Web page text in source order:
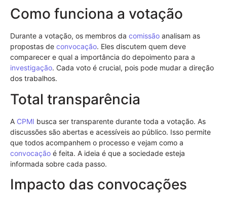
Como funciona a votação
Durante a votação, os membros da comissão analisam as
propostas de convocação. Eles discutem quem deve
comparecer e qual a importância do depoimento para a
investigação. Cada voto é crucial, pois pode mudar a direção
dos trabalhos.
Total transparência
A CPMI busca ser transparente durante toda a votação. As
discussões são abertas e acessíveis ao público. Isso permite
que todos acompanhem o processo e vejam como a
convocação é feita. A ideia é que a sociedade esteja
informada sobre cada passo.
Impacto das convocações